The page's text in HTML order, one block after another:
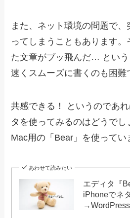
また、ネット環境の問題で
ってしまうこともあります
た文章がブッ飛んだ… という
速くスムーズに書くのも困難
共感できる！ というのであ
タを使ってみるのはどうでし
Mac用の「Bear」を使ってい
あわせて読みたい
エディタ『
iPhoneでネ